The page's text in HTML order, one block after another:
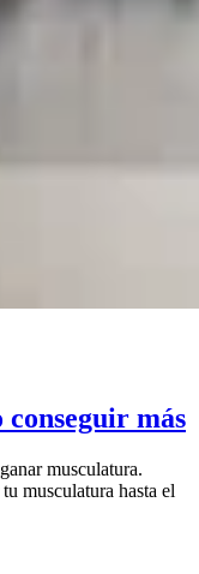
más
musculatura.
musculatura hasta el